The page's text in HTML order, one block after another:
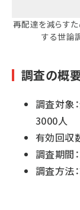
再配達を減らす
する世論
調査の概
調査対象
3000人
有効回収
調査期間
調査方法